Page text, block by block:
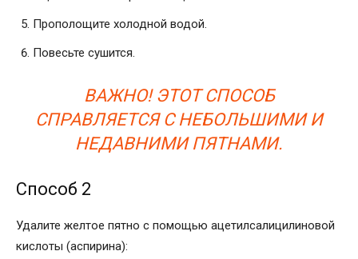
Прополощите холодной водой.
Повесьте сушится.
ВАЖНО! ЭТОТ СПОСОБ
СПРАВЛЯЕТСЯ С НЕБОЛЬШИМИ И
НЕДАВНИМИ ПЯТНАМИ.
Способ 2
Удалите желтое пятно с помощью ацетилсалицилиновой
кислоты (аспирина):